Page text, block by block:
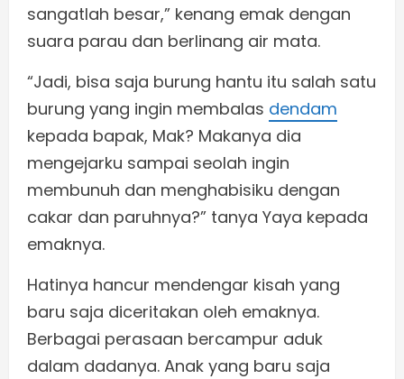
sangatlah besar,” kenang emak dengan
suara parau dan berlinang air mata.
“Jadi, bisa saja burung hantu itu salah satu
burung yang ingin membalas dendam
kepada bapak, Mak? Makanya dia
mengejarku sampai seolah ingin
membunuh dan menghabisiku dengan
cakar dan paruhnya?” tanya Yaya kepada
emaknya.
Hatinya hancur mendengar kisah yang
baru saja diceritakan oleh emaknya.
Berbagai perasaan bercampur aduk
dalam dadanya. Anak yang baru saja